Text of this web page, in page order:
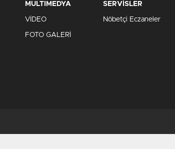
MULTIMEDYA
VİDEO
FOTO GALERİ
SERVİSLER
Nöbetçi Eczaneler